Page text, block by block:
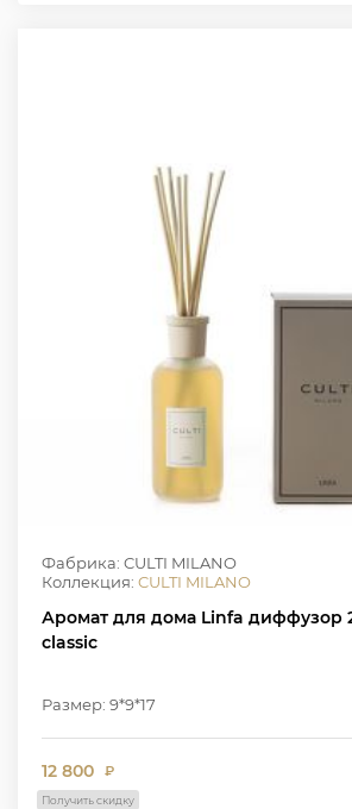
Фабрика: CULTI MILANO
Коллекция: CULTI MILANO
Аромат для дома Linfa диффузор
classic
Размер: 9*9*17
12 800 ₽
Получить скидку